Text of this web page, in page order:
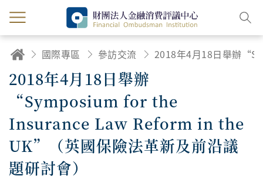
國際專區 參訪交流
2018年4月18日舉辦
“Symposium for the
Insurance Law Reform in the
UK”（英國保險法革新及前沿議
題研討會）